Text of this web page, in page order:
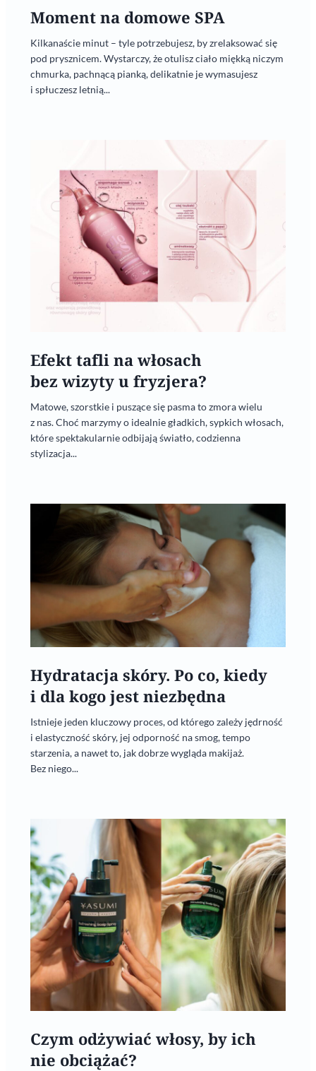
Moment na domowe SPA
Kilkanaście minut – tyle potrzebujesz, by zrelaksować się
pod prysznicem. Wystarczy, że otulisz ciało miękką niczym
chmurka, pachnącą pianką, delikatnie je wymasujesz
i spłuczesz letnią...
Efekt tafli na włosach
bez wizyty u fryzjera?
Matowe, szorstkie i puszące się pasma to zmora wielu
z nas. Choć marzymy o idealnie gładkich, sypkich włosach,
które spektakularnie odbijają światło, codzienna
stylizacja...
Hydratacja skóry. Po co, kiedy
i dla kogo jest niezbędna
Istnieje jeden kluczowy proces, od którego zależy jędrność
i elastyczność skóry, jej odporność na smog, tempo
starzenia, a nawet to, jak dobrze wygląda makijaż.
Bez niego...
Czym odżywiać włosy, by ich
nie obciążać?